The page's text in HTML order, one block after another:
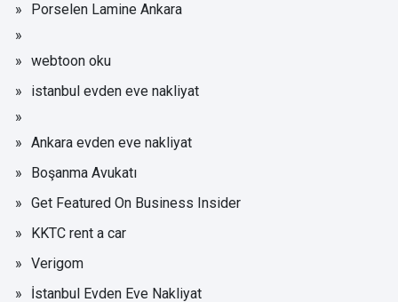
Porselen Lamine Ankara
webtoon oku
istanbul evden eve nakliyat
Ankara evden eve nakliyat
Boşanma Avukatı
Get Featured On Business Insider
KKTC rent a car
Verigom
İstanbul Evden Eve Nakliyat